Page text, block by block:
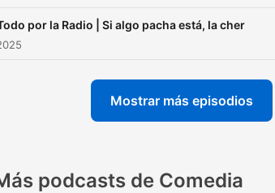
por la Radio | Si algo pacha está, la cher
Mostrar más episodios
podcasts de Comedia